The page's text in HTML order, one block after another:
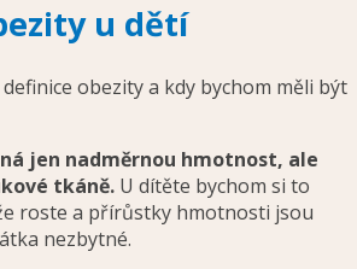
u dětí
obezity a kdy bychom měli být
jen nadměrnou hmotnost, ale
tkáně. U dítěte bychom si to
roste a přírůstky hmotnosti jsou
nezbytné.